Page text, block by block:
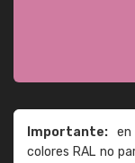
Importante: en
colores RAL no